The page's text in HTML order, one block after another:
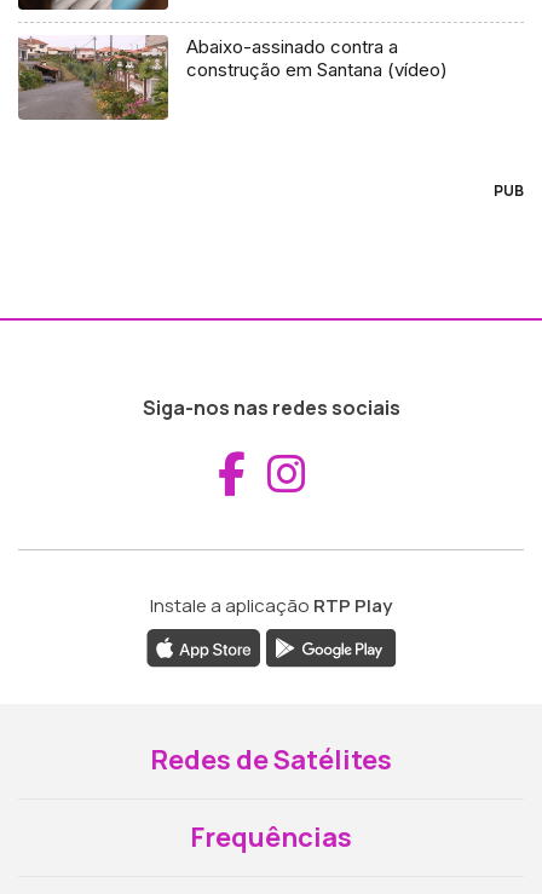
Abaixo-assinado contra a
construção em Santana (vídeo)
PUB
Siga-nos nas redes sociais
Aceder ao
Instale a aplicação RTP Play
Redes de Satélites
Frequências